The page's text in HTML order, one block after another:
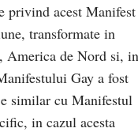
privind acest Manifest
transformate in
America de Nord si,
Gay a fost
similar cu Manifestul
in cazul acesta